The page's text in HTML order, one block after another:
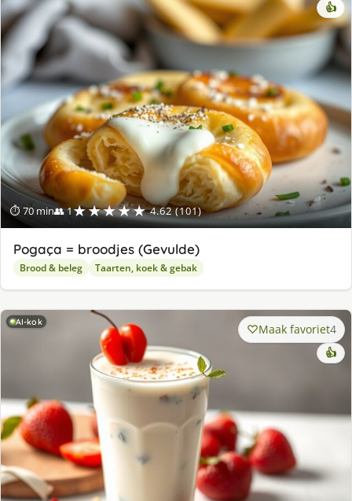
⏱ 70 min👥 1★★★★★ 4.62 (101)
👍
Pogaça = broodjes (Gevulde)
Brood & beleg Taarten, koek & gebak
AI-kok Maak favoriet4
👍